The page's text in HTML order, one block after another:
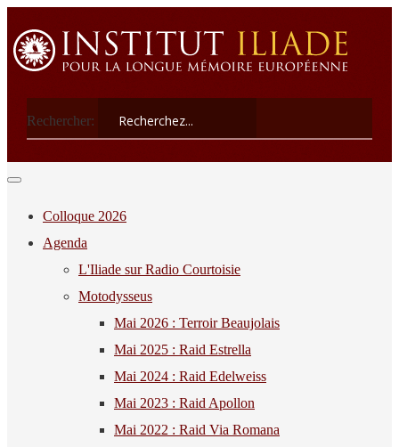
Rechercher:
Colloque 2026
Agenda
L'Iliade sur Radio Courtoisie
Motodysseus
Mai 2026 : Terroir Beaujolais
Mai 2025 : Raid Estrella
Mai 2024 : Raid Edelweiss
Mai 2023 : Raid Apollon
Mai 2022 : Raid Via Romana